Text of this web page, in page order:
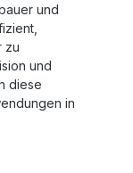
und
zu
und
diese
in